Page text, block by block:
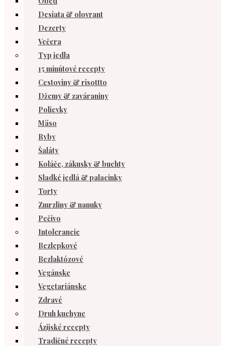
Desiata & olovrant
Dezerty
Večera
Typ jedla
15 minútové recepty
Cestoviny & risottto
Džemy & zaváraniny
Polievky
Mäso
Ryby
Šaláty
Koláče, zákusky & buchty
Sladké jedlá & palacinky
Torty
Zmrzliny & nanuky
Pečivo
Intolerancie
Bezlepkové
Bezlaktózové
Vegánske
Vegetariánske
Zdravé
Druh kuchyne
Ázijské recepty
Tradičné recepty